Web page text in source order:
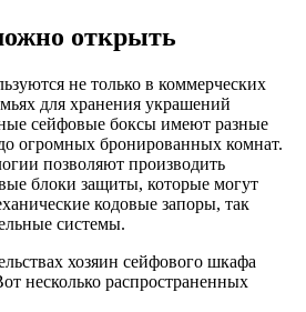
открыть
не только в коммерческих
для хранения украшений
сейфовые боксы имеют разные
огромных бронированных комнат.
позволяют производить
блоки защиты, которые могут
кодовые запоры, так
системы.
хозяин сейфового шкафа
несколько распространенных